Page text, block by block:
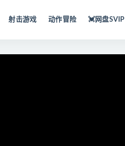
射击游戏 动作冒险 💓网盘SVIP